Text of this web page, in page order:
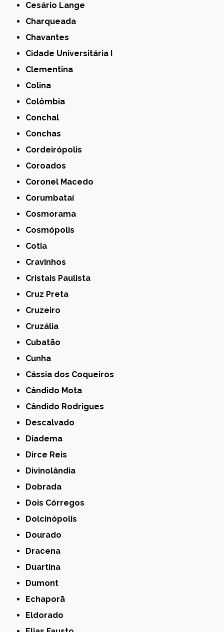
Cesário Lange
Charqueada
Chavantes
Cidade Universitária I
Clementina
Colina
Colômbia
Conchal
Conchas
Cordeirópolis
Coroados
Coronel Macedo
Corumbataí
Cosmorama
Cosmópolis
Cotia
Cravinhos
Cristais Paulista
Cruz Preta
Cruzeiro
Cruzália
Cubatão
Cunha
Cássia dos Coqueiros
Cândido Mota
Cândido Rodrigues
Descalvado
Diadema
Dirce Reis
Divinolândia
Dobrada
Dois Córregos
Dolcinópolis
Dourado
Dracena
Duartina
Dumont
Echaporã
Eldorado